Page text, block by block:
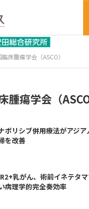
床腫瘍学会（ASCO）
腫瘍学会（ASCO
ボリシブ併用療法がアジ
を改善
乳がん、術前イネテタ
病理学的完全奏効率